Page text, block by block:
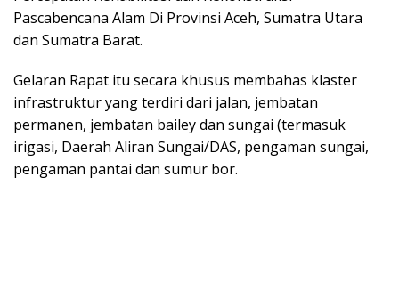
Pascabencana Alam Di Provinsi Aceh, Sumatra Utara
dan Sumatra Barat.
Gelaran Rapat itu secara khusus membahas klaster
infrastruktur yang terdiri dari jalan, jembatan
permanen, jembatan bailey dan sungai (termasuk
irigasi, Daerah Aliran Sungai/DAS, pengaman sungai,
pengaman pantai dan sumur bor.